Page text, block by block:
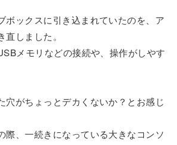
ボックスに引き込まれていたのを、ア
しました。
メモリなどの接続や、操作がしやす
穴がちょっとデカくないか？とお感じ
際、一続きになっている大きなコンソ